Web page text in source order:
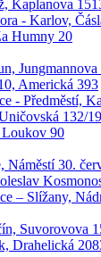
Kaplanova
- Karlov,
Humny 20
Jungmannova
Americká 393
- Předměstí,
132/19
90
Náměstí 30.
– Slížany,
Suvorovova
Drahelická